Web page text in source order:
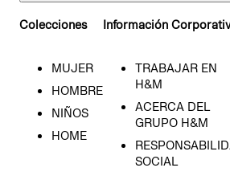
Colecciones
MUJER
HOMBRE
NIÑOS
HOME
Información
TRABAJAR EN
H&M
ACERCA DEL
GRUPO H&M
SOCIAL